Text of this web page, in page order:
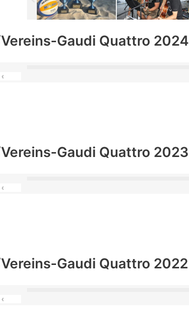
Gaudi Quattro 2024
‹
Gaudi Quattro 2023
‹
Gaudi Quattro 2022
‹